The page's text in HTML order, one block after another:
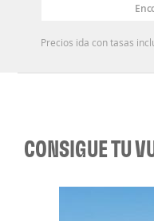
Precios ida con tasas
CONSIGUE TU